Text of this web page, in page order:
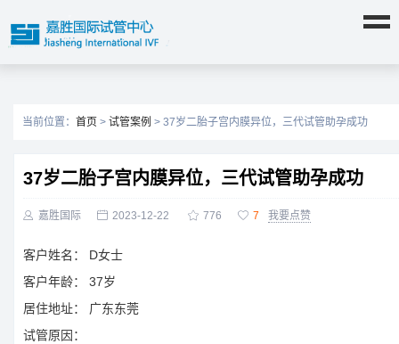
当前位置： 首页 > 试管案例 > 37岁二胎子宫内膜异位，三代试管助孕成功
37岁二胎子宫内膜异位，三代试管助孕成功
 嘉胜国际  2023-12-22  776  7 我要点赞
客户姓名：
D女士
客户年龄：
37岁
居住地址：
广东东莞
试管原因：